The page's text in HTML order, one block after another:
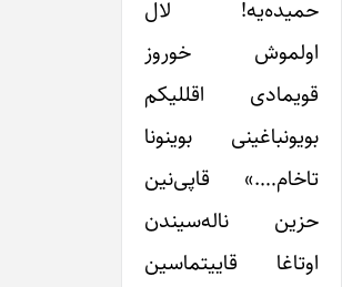
حمیده‌یه! لال
اولموش خوروز
قویمادی اقللیکم
بویونباغینی بوینونا
تاخام….» قاپی‌نین
حزین ناله‌سیندن
اوتاغا قاییتماسین